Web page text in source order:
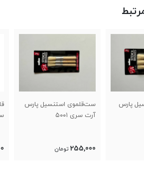
پارس
قلموی محوکن‌پارس آرتیست
سری ۷۰۰
655,000 تومان